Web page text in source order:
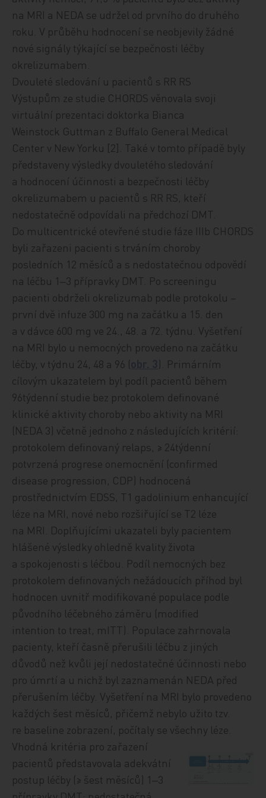
na MRI a NEDA se udržel od prvního do druhého
roku. V průběhu hodnocení se neobjevily žádné
nové signály týkající se bezpečnosti léčby
okrelizumabem.
Dvouleté sledování u pacientů s RR RS
Výstupům ze studie CHORDS věnovala svoji
virtuální prezentaci doktorka Bianca
Weinstock Guttman z Buffalo General Medical
Center v New Yorku [2]. Také v tomto případě byly
představeny výsledky dvouletého sledování
a hodnocení účinnosti a bezpečnosti léčby
okrelizumabem u pacientů s RR RS, kteří
nedostatečně odpovídali na předchozí DMT.
Do multicentrické otevřené studie fáze IIIb CHORDS
byli zařazeni pacienti s trváním choroby
posledních 12 měsíců a s nedostatečnou odpovědí
na léčbu 1‒3 přípravky DMT. Po screeningu
pacienti obdrželi okrelizumab podle protokolu –
první dvě infuze 300 mg na začátku a 15. den
a v dávce 600 mg ve 24., 48. a 72. týdnu. Vyšetření
na MRI bylo u nemocných provedeno na začátku
léčby, v týdnu 24, 48 a 96 (
). Primárním
cílovým ukazatelem byl podíl pacientů během
96týdenní studie bez protokolem definované
klinické aktivity choroby nebo aktivity na MRI
(NEDA 3) včetně jednoho z následujících kritérií:
protokolem definovaný relaps, ≥ 24týdenní
potvrzená progrese onemocnění (confirmed
disease progression, CDP) hodnocená
prostřednictvím EDSS, T1 gadolinium enhancující
léze na MRI, nové nebo rozšiřující se T2 léze
na MRI. Doplňujícími ukazateli byly pacientem
hlášené výsledky ohledně kvality života
a spokojenosti s léčbou. Podíl nemocných bez
protokolem definovaných nežádoucích příhod byl
hodnocen uvnitř modifikované populace podle
původního léčebného záměru (modified
intention to treat, mITT). Populace zahrnovala
pacienty, kteří časně přerušili léčbu z jiných
důvodů než kvůli její nedostatečné účinnosti nebo
pro úmrtí a u nichž byl zaznamenán NEDA před
přerušením léčby. Vyšetření na MRI bylo provedeno
každých šest měsíců, přičemž nebylo užito tzv.
re baseline zobrazení, počítaly se všechny léze.
Vhodná kritéria pro zařazení
pacientů představovala adekvátní
postup léčby (≥ šest měsíců) 1‒3